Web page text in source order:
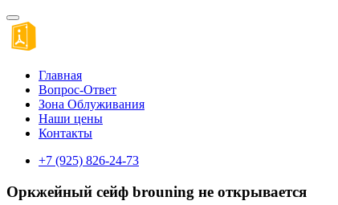
Главная
Вопрос-Ответ
Зона Облуживания
Наши цены
Контакты
+7 (925) 826-24-73
Оркжейный сейф brouning не открывается